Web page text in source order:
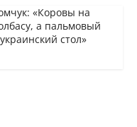
«Коровы на
а пальмовый
стол»